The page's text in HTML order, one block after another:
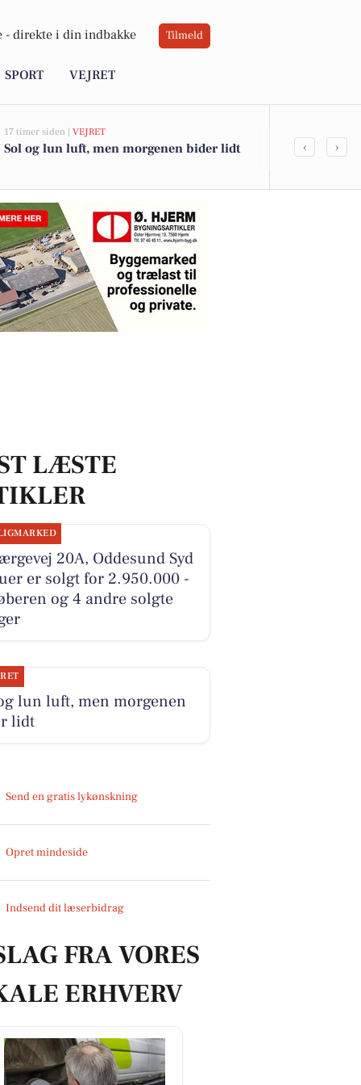
- direkte i din indbakke Tilmeld
SPORT VEJRET
17 timer siden | VEJRET
Sol og lun luft, men morgenen bider lidt
Oplev
‹ ›
LÆSTE
20A, Oddesund Syd
er solgt for 2.950.000 -
og 4 andre solgte
lun luft, men morgenen
lidt
Send en gratis lykønskning
Opret mindeside
Indsend dit læserbidrag
FRA VORES
ERHVERV